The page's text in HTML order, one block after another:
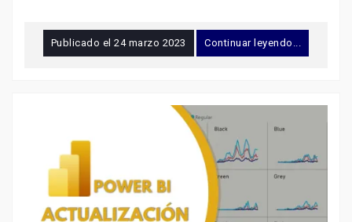
Publicado el24 marzo 2023 Continuar leyendo...